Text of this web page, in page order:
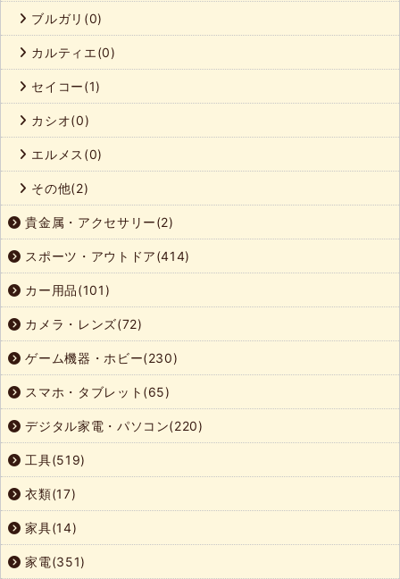
ブルガリ(0)
カルティエ(0)
セイコー(1)
カシオ(0)
エルメス(0)
その他(2)
貴金属・アクセサリー(2)
スポーツ・アウトドア(414)
カー用品(101)
カメラ・レンズ(72)
ゲーム機器・ホビー(230)
スマホ・タブレット(65)
デジタル家電・パソコン(220)
工具(519)
衣類(17)
家具(14)
家電(351)